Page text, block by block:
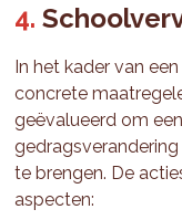
In het kader van
concrete
geëvalueerd om
te brengen. De
aspecten: